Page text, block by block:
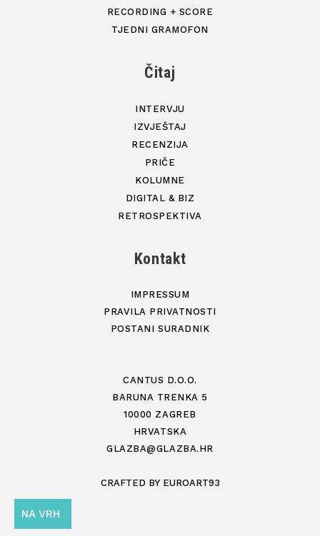
RECORDING + SCORE
TJEDNI GRAMOFON
Čitaj
INTERVJU
IZVJEŠTAJ
RECENZIJA
PRIČE
KOLUMNE
DIGITAL & BIZ
RETROSPEKTIVA
Kontakt
IMPRESSUM
PRAVILA PRIVATNOSTI
POSTANI SURADNIK
CANTUS D.O.O.
BARUNA TRENKA 5
10000 ZAGREB
HRVATSKA
GLAZBA@GLAZBA.HR
CRAFTED BY EUROART93
NA VRH